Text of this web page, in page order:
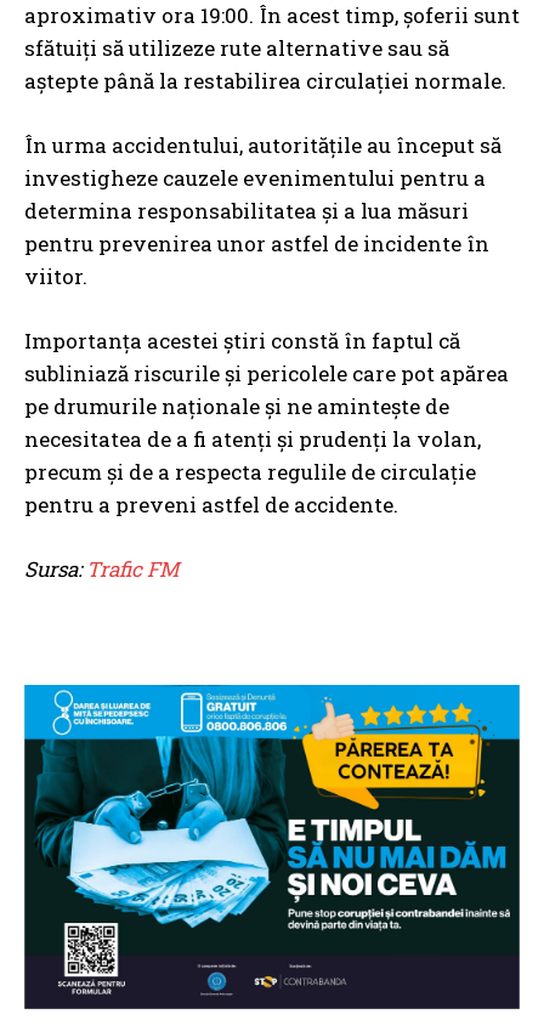
aproximativ ora 19:00. În acest timp, șoferii sunt
sfătuiți să utilizeze rute alternative sau să
aștepte până la restabilirea circulației normale.
În urma accidentului, autoritățile au început să
investigheze cauzele evenimentului pentru a
determina responsabilitatea și a lua măsuri
pentru prevenirea unor astfel de incidente în
viitor.
Importanța acestei știri constă în faptul că
subliniază riscurile și pericolele care pot apărea
pe drumurile naționale și ne amintește de
necesitatea de a fi atenți și prudenți la volan,
precum și de a respecta regulile de circulație
pentru a preveni astfel de accidente.
Sursa: Trafic FM